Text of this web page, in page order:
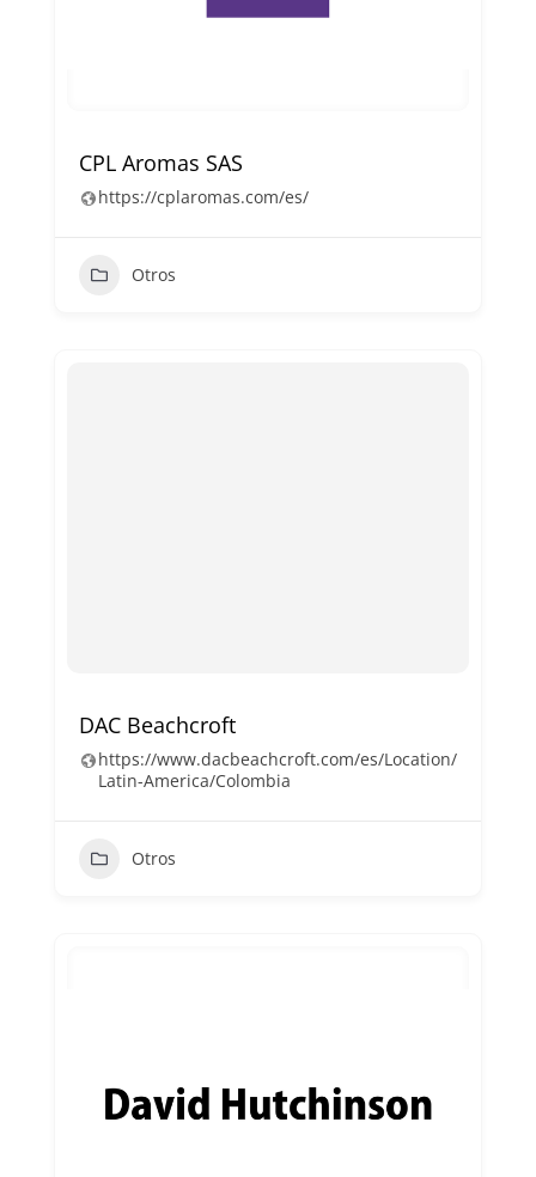
CPL Aromas SAS
https://cplaromas.com/es/
Otros
DAC Beachcroft
https://www.dacbeachcroft.com/es/Location/
Latin-America/Colombia
Otros